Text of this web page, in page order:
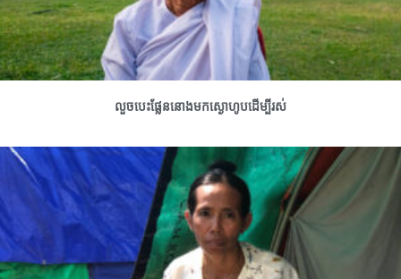
លួចបេះផ្លែននោងមកស្ងោហូបដើម្បីរស់